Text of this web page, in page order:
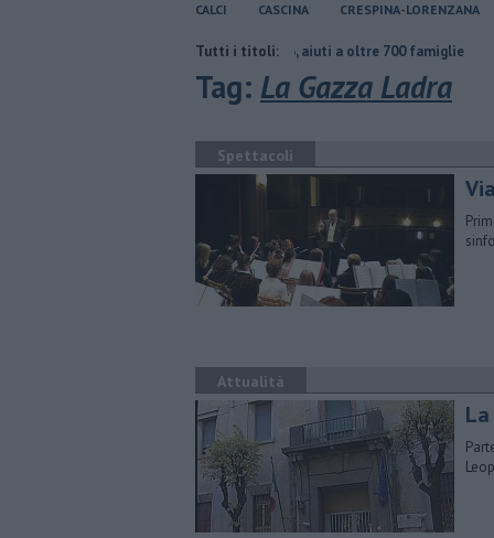
CALCI CASCINA CRESPINA-LORENZANA
Tutti i titoli:
Carta Spesa 2026, aiuti a oltre 700 famiglie Calci nel
Tag: La Gazza Ladra
Spettacoli
Attualità